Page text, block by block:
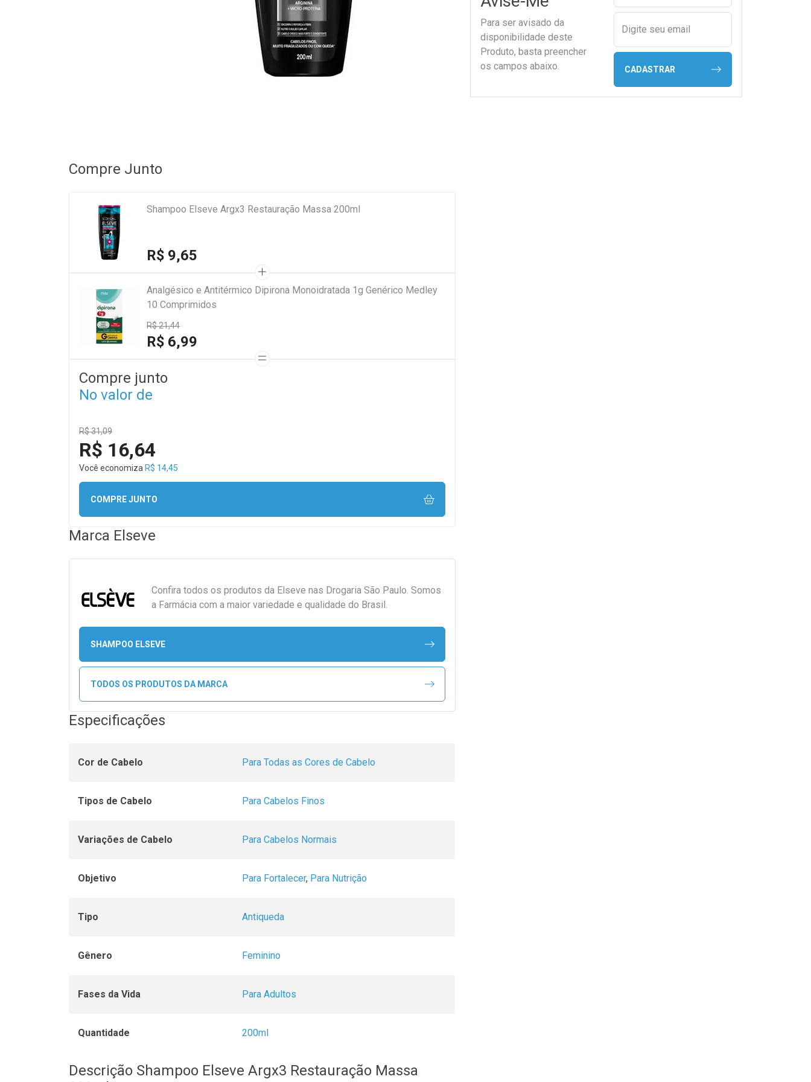
Para ser avisado da
disponibilidade deste
Produto, basta preencher
os campos abaixo.
Digite seu email
CADASTRAR
Compre Junto
Shampoo Elseve Argx3 Restauração Massa 200ml
R$ 9,65
Analgésico e Antitérmico Dipirona Monoidratada 1g Genérico Medley
10 Comprimidos
R$ 21,44
R$ 6,99
Compre junto
No valor de
R$ 31,09
R$ 16,64
Você economiza R$ 14,45
COMPRE JUNTO
Marca Elseve
Confira todos os produtos da Elseve nas Drogaria São Paulo. Somos
a Farmácia com a maior variedade e qualidade do Brasil.
SHAMPOO ELSEVE
TODOS OS PRODUTOS DA MARCA
Especificações
Cor de Cabelo Para Todas as Cores de Cabelo
Tipos de Cabelo Para Cabelos Finos
Variações de Cabelo Para Cabelos Normais
Objetivo Para Fortalecer, Para Nutrição
Tipo Antiqueda
Gênero Feminino
Fases da Vida Para Adultos
Quantidade 200ml
Descrição Shampoo Elseve Argx3 Restauração Massa